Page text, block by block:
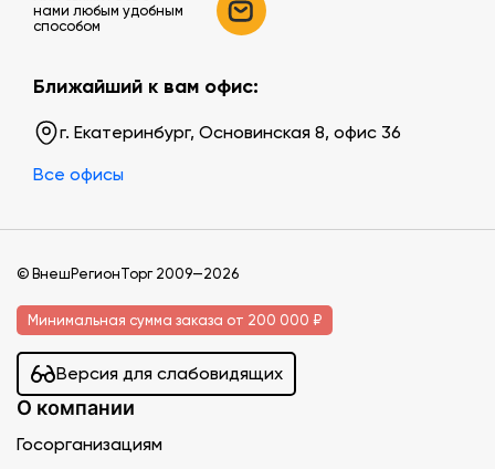
нами любым удобным
способом
Ближайший к вам офис:
г. Екатеринбург, Основинская 8, офис 36
Все офисы
© ВнешРегионТорг 2009—2026
Минимальная сумма заказа от 200 000 ₽
Версия для слабовидящих
О компании
Госорганизациям